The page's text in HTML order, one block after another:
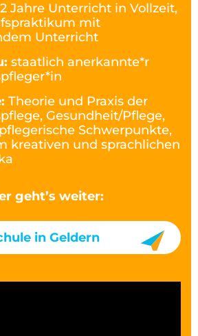
2 Jahre Unterricht in Vollzeit,
mit
Unterricht
staatlich anerkannte*r
Theorie und Praxis der
Gesundheit/Pflege,
Schwerpunkte,
kreativen und sprachlichen
geht’s weiter:
in Geldern